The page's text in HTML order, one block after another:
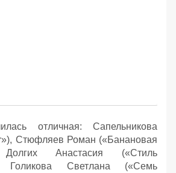
отличная: Сапельникова
Стюфляев Роман («Банановая
Долгих Анастасия («Стиль
Голикова Светлана («Семь